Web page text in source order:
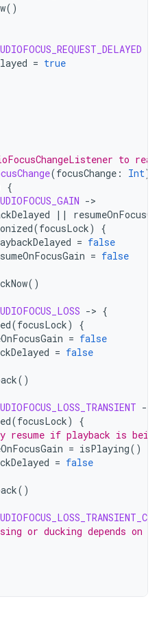
()
= true
to
(focusChange : Int)
{
-
||
(focusLock)
{
= false
= false
()
-> {
(focusLock)
{
= false
= false
()
-
(focusLock)
{
resume if playback is
= isPlaying()
= false
()
or ducking depends on